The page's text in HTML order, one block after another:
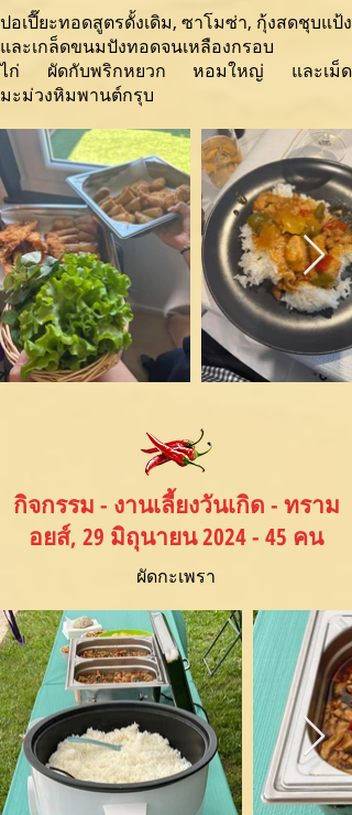
ปอเปี๊ยะทอดสูตรดั้งเดิม, ซาโมซ่า, กุ้งสดชุบแป้ง
และเกล็ดขนมปังทอดจนเหลืองกรอบ
ไก่ ผัดกับพริกหยวก หอมใหญ่ และเม็ด
มะม่วงหิมพานต์กรุบ
กิจกรรม - งานเลี้ยงวันเกิด - ทราม
อยส์, 29 มิถุนายน 2024 - 45 คน
ผัดกะเพรา